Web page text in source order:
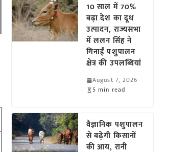
10 साल में 70%
बढ़ा देश का दूध
उत्पादन, राज्यसभा
में ललन सिंह ने
गिनाईं पशुपालन
क्षेत्र की उपलब्धियां
August 7, 2026
5 min read
वैज्ञानिक पशुपालन
से बढ़ेगी किसानों
की आय, रानी